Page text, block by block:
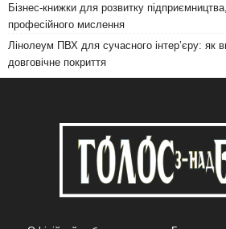
Бізнес-книжки для розвитку
професійного мислення
Лінолеум ПВХ для сучасного інтер’єру: як
довговічне покриття